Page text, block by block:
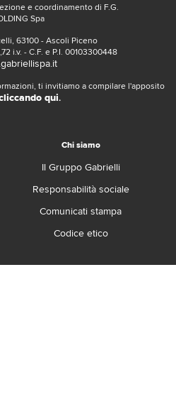
e coordinamento di F.G.
Spa
63100 - Ascoli Piceno
i.v. - C.F. e P.I. 00103300448
ti invitiamo a compilare l'apposito
qui.
Chi siamo
Il Gruppo Gabrielli
Responsabilità sociale
Comunicati stampa
Codice etico